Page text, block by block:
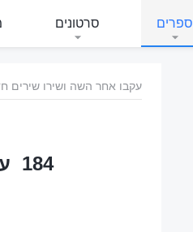
ספרים סרטונים
עקבו אחר השה ושירו שירים